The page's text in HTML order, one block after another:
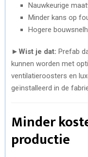
Nauwkeurige
Minder kans op
Hogere
►Wist je dat: Prefab
kunnen worden met
ventilatieroosters en
geïnstalleerd in de
Minder
productie